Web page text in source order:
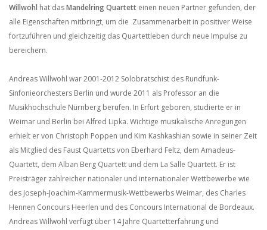
Willwohl hat dasMandelring Quartett einen neuen Partner gefunden, der
alle Eigenschaften mitbringt, um die Zusammenarbeit in positiver Weise
fortzuführen und gleichzeitig das Quartettleben durch neue Impulse zu
bereichern.
Andreas Willwohl war 2001-2012 Solobratschist des Rundfunk-
Sinfonieorchesters Berlin und wurde 2011 als Professor an die
Musikhochschule Nürnberg berufen. In Erfurt geboren, studierte er in
Weimar und Berlin bei Alfred Lipka. Wichtige musikalische Anregungen
erhielt er von Christoph Poppen und Kim Kashkashian sowie in seiner Zeit
als Mitglied des Faust Quartetts von Eberhard Feltz, dem Amadeus-
Quartett, dem Alban Berg Quartett und dem La Salle Quartett. Er ist
Preisträger zahlreicher nationaler und internationaler Wettbewerbe wie
des Joseph-Joachim-Kammermusik-Wettbewerbs Weimar, des Charles
Hennen Concours Heerlen und des Concours International de Bordeaux.
Andreas Willwohl verfügt über 14 Jahre Quartetterfahrung und